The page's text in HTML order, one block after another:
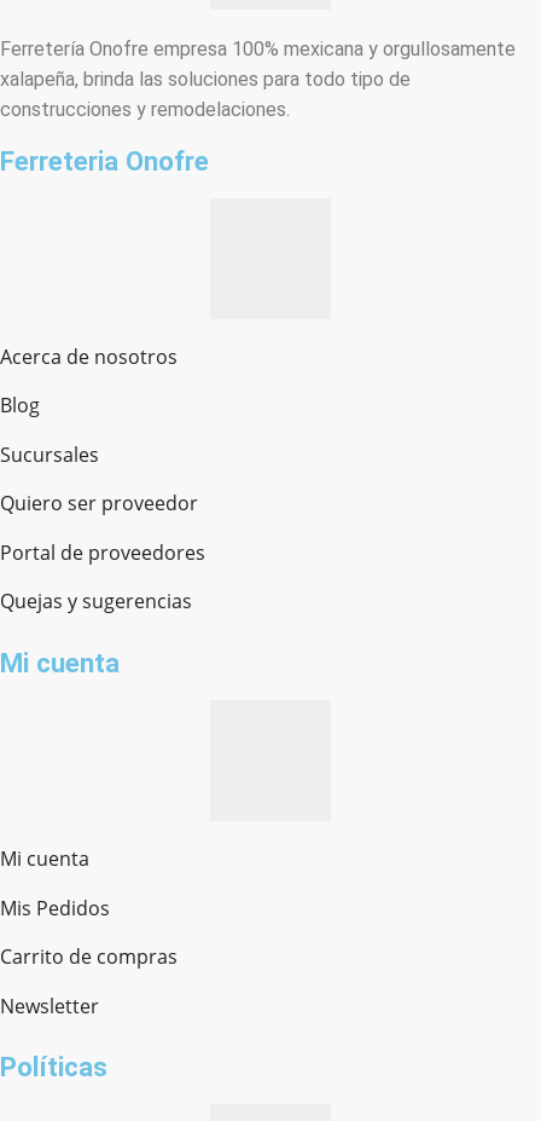
Ferretería Onofre empresa 100% mexicana y orgullosamente
xalapeña, brinda las soluciones para todo tipo de
construcciones y remodelaciones.
Ferreteria Onofre
Acerca de nosotros
Blog
Sucursales
Quiero ser proveedor
Portal de proveedores
Quejas y sugerencias
Mi cuenta
Mi cuenta
Mis Pedidos
Carrito de compras
Newsletter
Políticas